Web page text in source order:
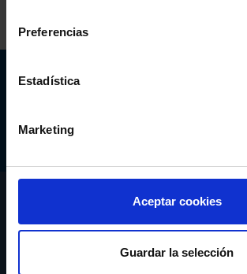
Preferencias
Estadística
Marketing
Aceptar cookies
Guardar la selección
SERVICIOS